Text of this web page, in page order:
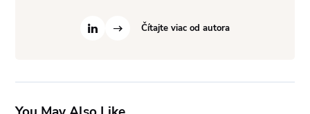
Čítajte viac od autora